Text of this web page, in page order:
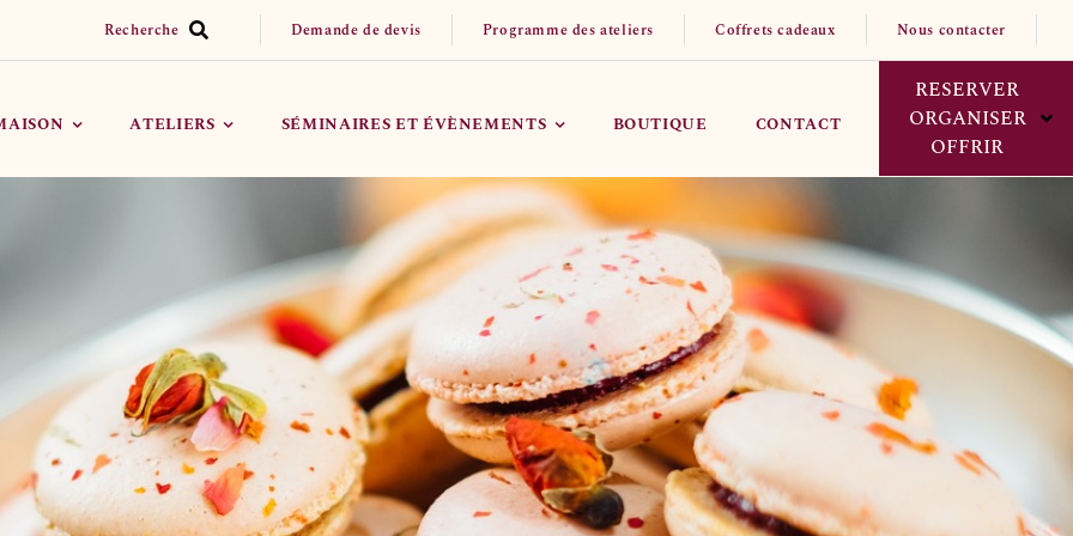
Recherche Demande de devis Programme des ateliers Coffrets cadeaux Nous contacter
ATELIERS SÉMINAIRES ET ÉVÈNEMENTS BOUTIQUE CONTACT
RESERVER
ORGANISER
OFFRIR
Réserver un Atelier
Organiser mon évènement